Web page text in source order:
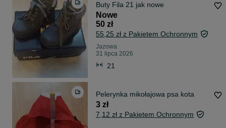
Buty Fila 21 jak nowe
Nowe
50 zł
55,25 zł z Pakietem Ochronnym
Jazowa
31 lipca 2026
21
Pelerynka mikołajowa psa kota
3 zł
7,12 zł z Pakietem Ochronnym